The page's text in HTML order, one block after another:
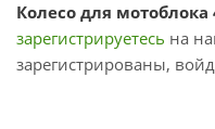
Колесо для мотоблока
зарегистрируетесь на
зарегистрированы,